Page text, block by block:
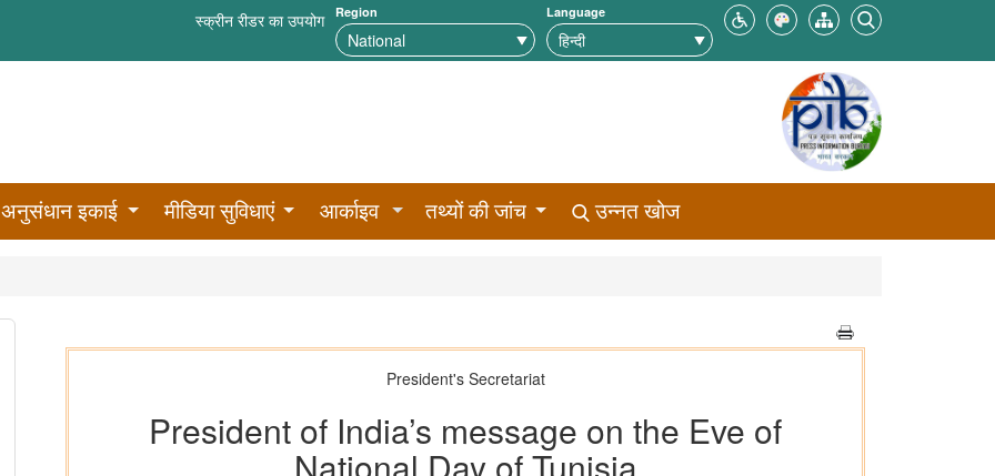
स्क्रीन रीडर का उपयोग Region Language
अनुसंधान इकाई मीडिया सुविधाएं आर्काइव तथ्यों की जांच उन्नत खोज